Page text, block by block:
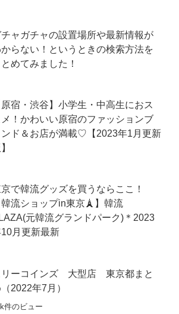
チャガチャの設置場所や最新情報が
らない！というときの検索方法を
とめてみました！
原宿・渋谷】小学生・中高生におス
メ！かわいい原宿のファッションブ
ンド＆お店が満載♡【2023年1月更新
で韓流グッズを買うならここ！
韓流ショップin東京🗼】韓流
元韓流グランドパーク)＊2023
月更新最新
リーコインズ 大型店 東京都まと
2022年7月）
件のビュー